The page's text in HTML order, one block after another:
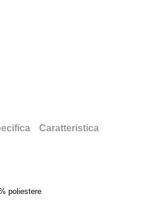
Caratteristica
poliestere